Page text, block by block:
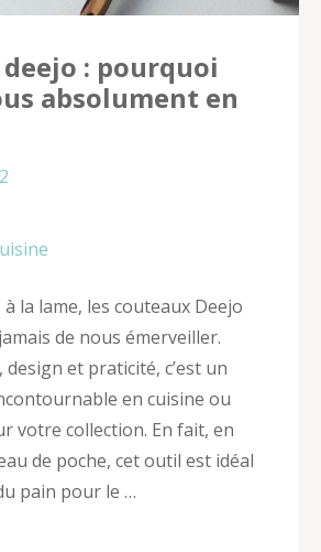
: pourquoi
absolument en
la lame, les couteaux Deejo
de nous émerveiller.
et praticité, c’est un
en cuisine ou
votre collection. En fait, en
de poche, cet outil est idéal
pain pour le …